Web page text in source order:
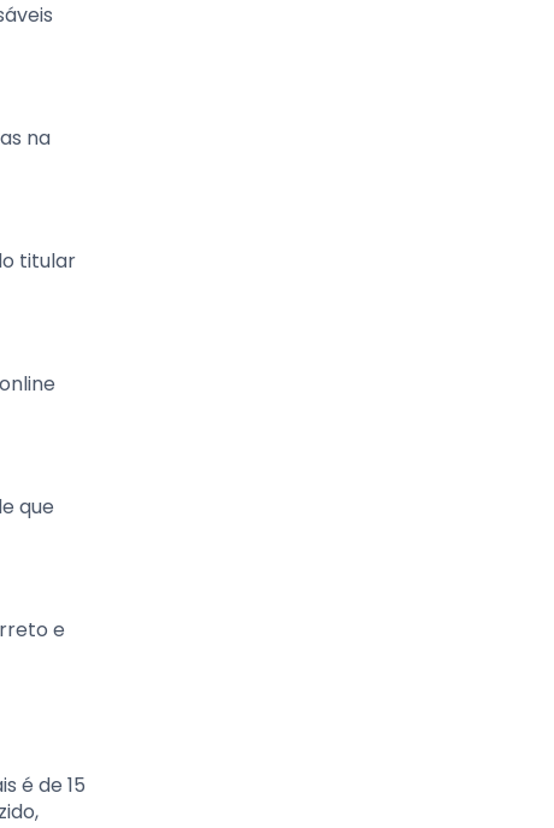
na
titular
que
e
é de 15